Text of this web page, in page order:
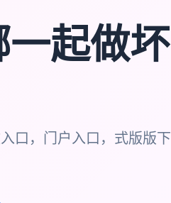
起做坏
口，门户入口，式版版下